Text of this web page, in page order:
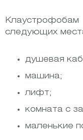
следующих
душевая
машина;
лифт;
комната с
маленькие